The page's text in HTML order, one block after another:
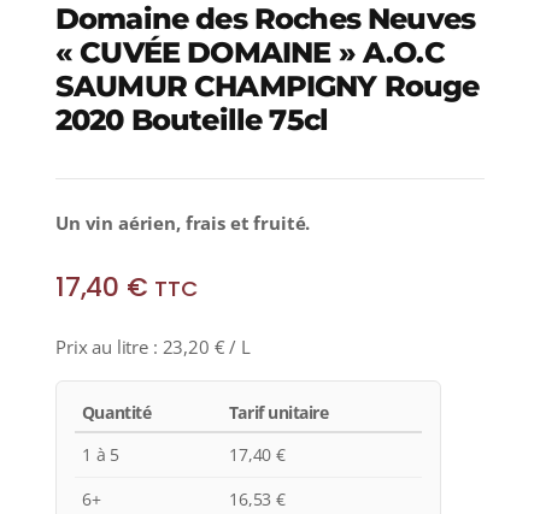
Domaine des Roches Neuves
« CUVÉE DOMAINE » A.O.C
SAUMUR CHAMPIGNY Rouge
2020 Bouteille 75cl
Un vin aérien, frais et fruité.
17,40 € TTC
Prix au litre : 23,20 € / L
Quantité
Tarif unitaire
1 à 5
17,40€
6+
16,53€